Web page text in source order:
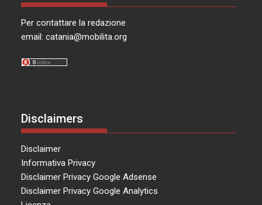
Per contattare la redazione
email:catania@mobilita.org
Disclaimers
Disclaimer
Informativa Privacy
Disclaimer Privacy Google Adsense
Disclaimer Privacy Google Analytics